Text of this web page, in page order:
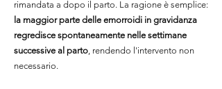
rimandata a dopo il parto. La ragione è semplice:
la maggior parte delle emorroidi in gravidanza
regredisce spontaneamente nelle settimane
successive al parto, rendendo l'intervento non
necessario.